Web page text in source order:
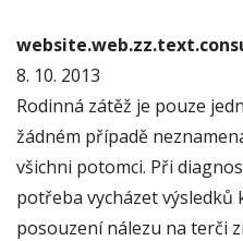
8. 10. 2013
Rodinná zátěž je pouze
žádném případě
všichni potomci. Při
potřeba vycházet výsledků
posouzení nálezu na terči